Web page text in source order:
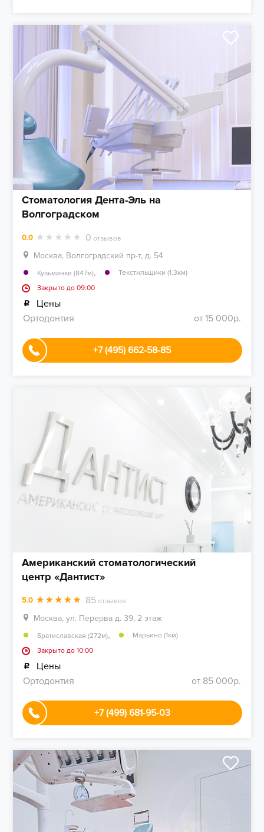
Стоматология Дента-Эль на
Волгоградском
0.0 0 отзывов
Москва, Волгоградский пр-т, д. 54
Кузьминки (847м),
Текстильщики (1.3км)
Закрыто до 09:00
Цены
Ортодонтия
от 15 000р.
+7 (495) 662-58-85
Американский стоматологический
центр «Дантист»
5.0 85 отзывов
Москва, ул. Перерва д. 39, 2 этаж
Братиславская (272м),
Марьино (1км)
Закрыто до 10:00
Цены
Ортодонтия
от 85 000р.
+7 (499) 681-95-03